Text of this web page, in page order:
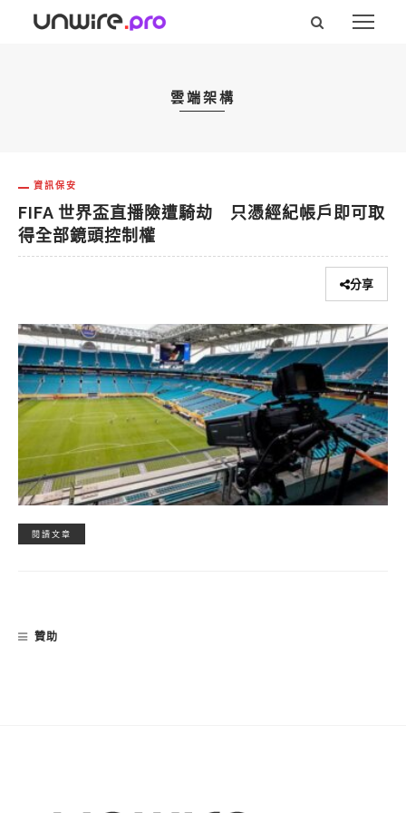
雲端架構
資訊保安
FIFA 世界盃直播險遭騎劫 只憑經紀帳戶即可取
得全部鏡頭控制權
分享
閱讀文章
贊助